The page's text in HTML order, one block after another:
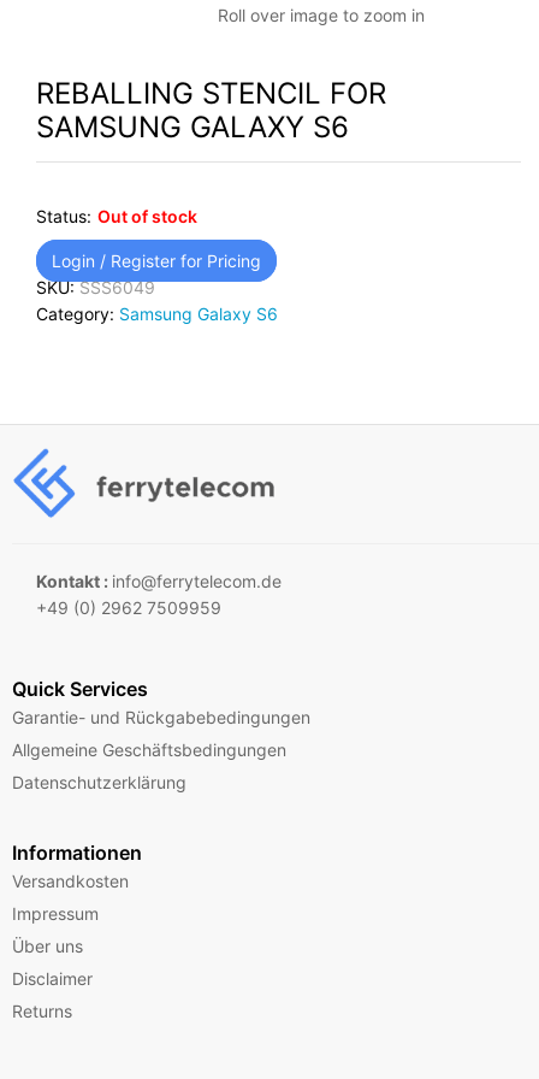
Roll over image to zoom in
REBALLING STENCIL FOR
SAMSUNG GALAXY S6
Status: Out of stock
Login / Register for Pricing
SKU:SSS6049
Category: Samsung Galaxy S6
Kontakt : info@ferrytelecom.de
+49 (0) 2962 7509959
Quick Services
Garantie- und Rückgabebedingungen
Allgemeine Geschäftsbedingungen
Datenschutzerklärung
Informationen
Versandkosten
Impressum
Über uns
Disclaimer
Returns